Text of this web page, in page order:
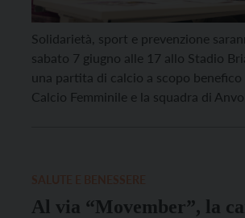
Solidarietà, sport e prevenzione
sabato 7 giugno alle 17 allo Stadio
una partita di calcio a scopo benefico
Calcio Femminile e la squadra di
Al via “Movember”, la